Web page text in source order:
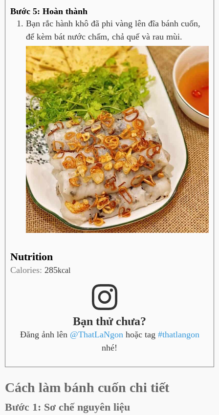
Bước 5: Hoàn thành
Bạn rắc hành khô đã phi vàng lên đĩa bánh cuốn,
để kèm bát nước chấm, chả quế và rau mùi.
Nutrition
Calories: 285kcal
Bạn thử chưa?
Đăng ảnh lên @ThatLaNgon hoặc tag #thatlangon
nhé!
Cách làm bánh cuốn chi tiết
Bước 1: Sơ chế nguyên liệu